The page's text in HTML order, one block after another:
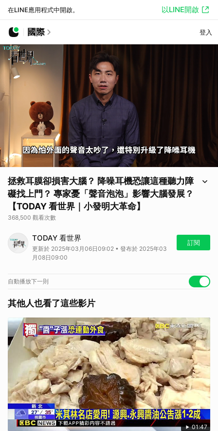
在LINE應用程式中開啟。 以LINE開啟
國際 登入
拯救耳膜卻損害大腦？ 降噪耳機恐讓這種聽力障
礙找上門？ 專家憂「聲音泡泡」影響大腦發展？
【TODAY 看世界｜小發明大革命】
368,500 觀看次數
通勤時間聽Podcast，但因為怕外面聲音太過吵雜，還特別升級了降噪耳
機，讓自己可以隔絕噪音，把節目內容聽得更清楚。她跟我說，她第一次
戴上降噪耳機的時候，真的嚇了一跳，因為沒想到世界原來可以這麼安
也會戴著，就是不想被一堆有的沒的雜訊干擾，導致上次范姐突然開口問
如果你也有這個習慣，恐怕就要小心了，因為這有可能導致新的聽力問
題。今天聊聊降噪耳機。
一月月考快來測
🌏 歡迎訂閱節目頻道
🌏 鎖定LINE TODAY 看片分類
🌏 鎖定LINE TODAY 國際分類天天帶你秒懂世界大小事
TODAY 看世界
更新於 2025年03月06日09:02 • 發布於 2025年03
月08日09:00
訂閱
自動播放下一則
其他人也看了這些影片
01:47